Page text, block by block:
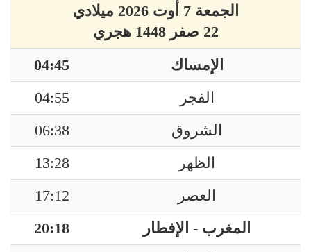
الجمعة 7 أوت 2026 ميلادي
22 صفر 1448 هجري
الإمساك
04:45
الفجر
04:55
الشروق
06:38
الظهر
13:28
العصر
17:12
المغرب - الإفطار
20:18